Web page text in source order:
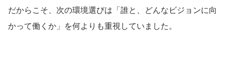
だからこそ、次の環境選びは「誰と、どんなビジョンに向
かって働くか」を何よりも重視していました。